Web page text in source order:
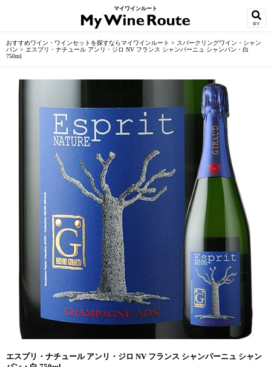
マイワインルート
探す
おすすめワイン・ワインセットを探すならマイワインルート > スパークリングワイン・シャン
パン > エスプリ・ナチュール アンリ・ジロ NV フランス シャンパーニュ シャンパン・白
750ml
エスプリ・ナチュール アンリ・ジロ NV フランス シャンパーニュ シャン